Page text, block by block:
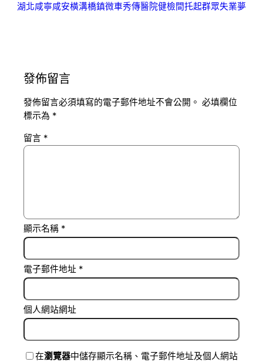
湖北咸寧咸安橫溝橋鎮微車秀傳醫院健檢間托起群眾失業夢
發佈留言
發佈留言必須填寫的電子郵件地址不會公開。 必填欄位
標示為 *
留言 *
顯示名稱 *
電子郵件地址 *
個人網站網址
在瀏覽器中儲存顯示名稱、電子郵件地址及個人網站